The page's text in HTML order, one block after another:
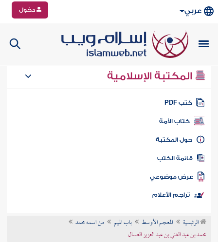
عربي دخول
المكتبة الإسلامية
كتب PDF
كتاب الأمة
المكتبة
الكتب
موضوعي
تراجم الأعلام
الرئيسية المعجم الأوسط باب الميم
من اسمه محمد
محمد بن عبد الغني بن عبد العزيز العسال